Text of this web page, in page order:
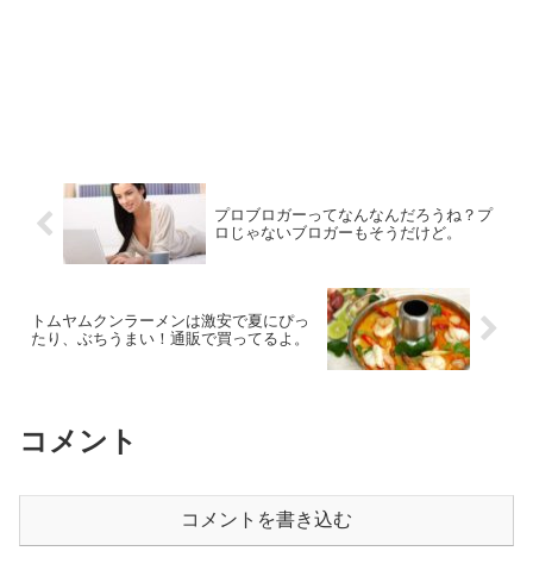
プロブロガーってなんなんだろうね？プ
ロじゃないブロガーもそうだけど。
トムヤムクンラーメンは激安で夏にぴっ
たり、ぶちうまい！通販で買ってるよ。
コメント
コメントを書き込む